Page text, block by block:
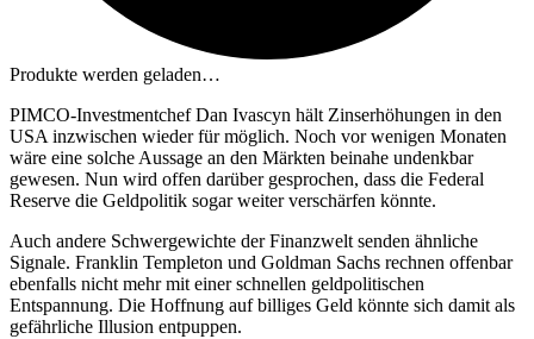
Produkte werden geladen…
PIMCO-Investmentchef Dan Ivascyn hält Zinserhöhungen in den
USA inzwischen wieder für möglich. Noch vor wenigen Monaten
wäre eine solche Aussage an den Märkten beinahe undenkbar
gewesen. Nun wird offen darüber gesprochen, dass die Federal
Reserve die Geldpolitik sogar weiter verschärfen könnte.
Auch andere Schwergewichte der Finanzwelt senden ähnliche
Signale. Franklin Templeton und Goldman Sachs rechnen offenbar
ebenfalls nicht mehr mit einer schnellen geldpolitischen
Entspannung. Die Hoffnung auf billiges Geld könnte sich damit als
gefährliche Illusion entpuppen.